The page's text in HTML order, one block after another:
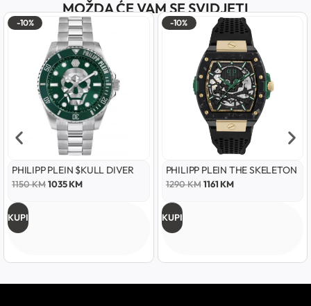
MOŽDA ĆE VAM SE SVIDJETI
-10%
PHILIPP PLEIN $KULL DIVER
1150KM1035KM
KUPI
-10%
PHILIPP PLEIN THE SKELETON
1290KM 1161KM
KUPI